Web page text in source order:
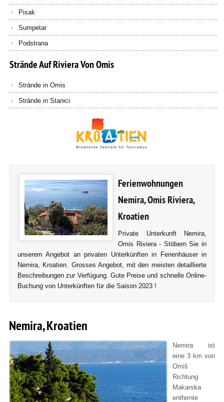
Pisak
Sumpetar
Podstrana
SträndeAufRivieraVonOmis
Strände in Omis
Strände in Stanici
Ferienwohnungen
Nemira, Omis Riviera,
Kroatien
Private Unterkunft Nemira,
Omis Riviera - Stöbern Sie in
unserem Angebot an privaten Unterkünften in Ferienhäuser in
Nemira, Kroatien. Grosses Angebot, mit den meisten detaillierte
Beschreibungen zur Verfügung. Gute Preise und schnelle Online-
Buchung von Unterkünften für die Saison 2023 !
Nemira, Kroatien
Nemira ist
eine 3 km von
Omiš
Richtung
Makarska
entfernte